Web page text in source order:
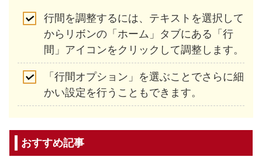
行間を調整するには、テキストを選択して
からリボンの「ホーム」タブにある「行
間」アイコンをクリックして調整します。
「行間オプション」を選ぶことでさらに細
かい設定を行うこともできます。
おすすめ記事